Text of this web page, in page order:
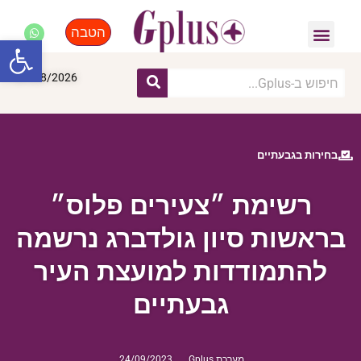
הטבה
07/08/2026
בחירות בגבעתיים
רשימת ״צעירים פלוס״
בראשות סיון גולדברג נרשמה
להתמודדות למועצת העיר
גבעתיים
פתח